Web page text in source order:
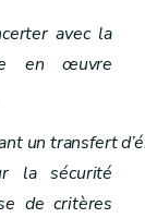
avec la
en œuvre
un transfert
la sécurité
de critères